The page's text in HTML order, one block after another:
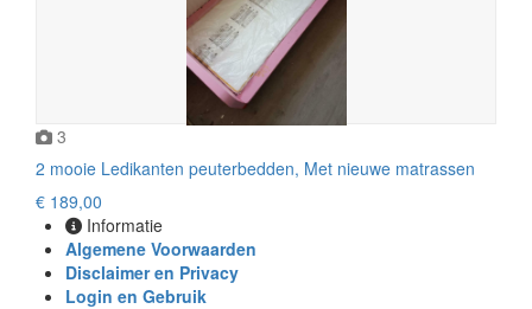
3
2 mooie Ledikanten peuterbedden, Met nieuwe matrassen
€ 189,00
Informatie
Algemene Voorwaarden
Disclaimer en Privacy
Login en Gebruik